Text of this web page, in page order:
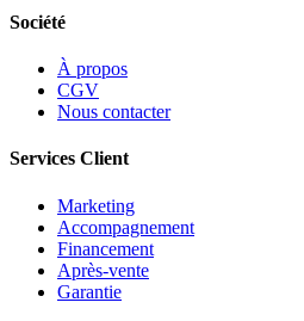
Société
À propos
CGV
Nous contacter
Services Client
Marketing
Accompagnement
Financement
Après-vente
Garantie